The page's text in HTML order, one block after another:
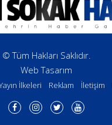
© Tüm Hakları Saklıdır.
Web Tasarım
İlkeleri Reklam İletişim